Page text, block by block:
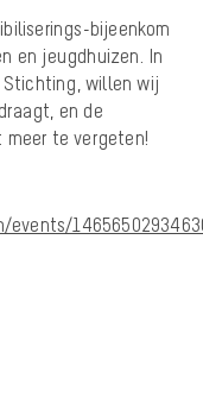
bijeenkom
en jeugdhuizen. In
willen wij
en de
meer te vergeten!
events/